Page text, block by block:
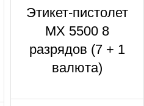
Этикет-пистолет
МХ 5500 8
разрядов (7 + 1
валюта)